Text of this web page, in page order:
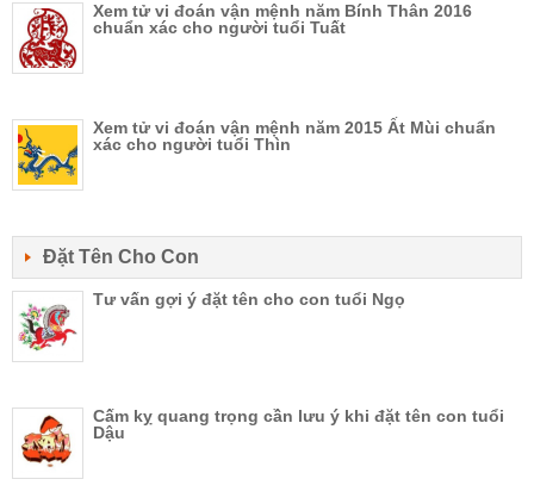
Xem tử vi đoán vận mệnh năm Bính Thân 2016
chuẩn xác cho người tuổi Tuất
Xem tử vi đoán vận mệnh năm 2015 Ất Mùi chuẩn
xác cho người tuổi Thìn
Đặt Tên Cho Con
Tư vấn gợi ý đặt tên cho con tuổi Ngọ
Cấm kỵ quang trọng cần lưu ý khi đặt tên con tuổi
Dậu